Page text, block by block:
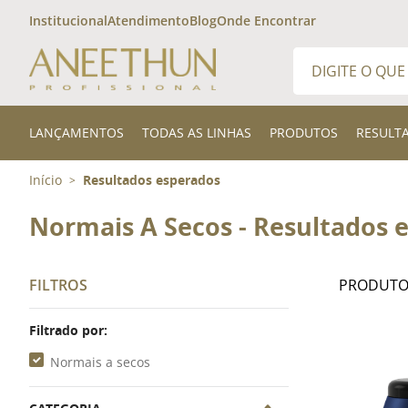
InstitucionalAtendimentoBlogOnde Encontrar
LANÇAMENTOS TODAS AS LINHAS PRODUTOS
Início > Resultados esperados
Normais A Secos - Resultados
FILTROS
Filtrado por:
Normais a secos
3
300ml